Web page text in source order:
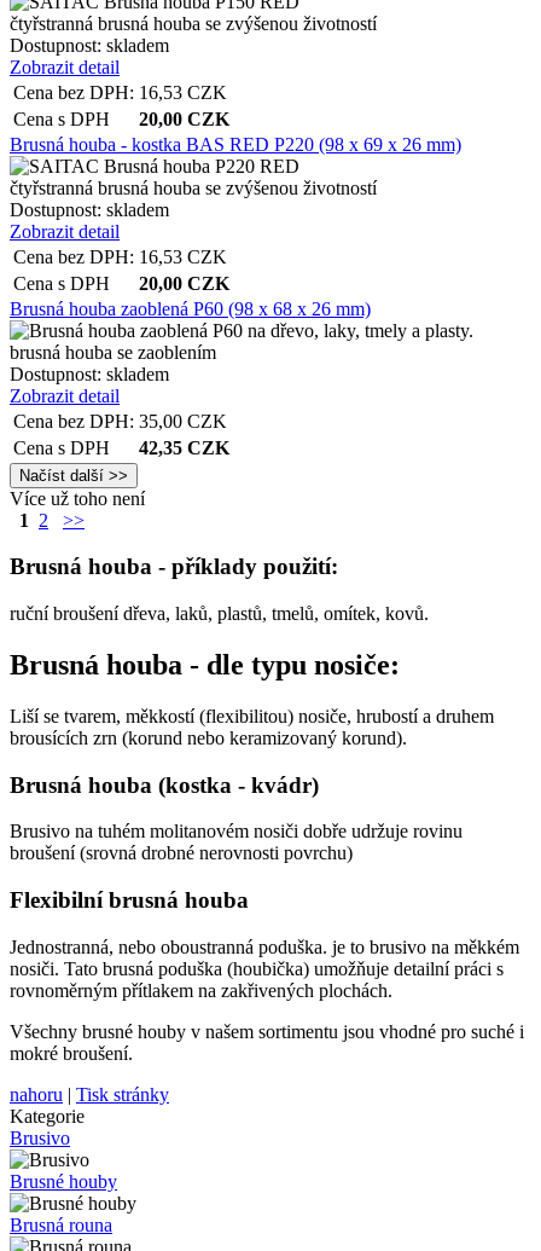
čtyřstranná brusná houba se zvýšenou životností
Dostupnost: skladem
Zobrazit detail
Cena bez DPH: 16,53 CZK
Cena s DPH
20,00 CZK
Brusná houba - kostka BAS RED P220 (98 x 69 x 26 mm)
čtyřstranná brusná houba se zvýšenou životností
Dostupnost: skladem
Zobrazit detail
Cena bez DPH: 16,53 CZK
Cena s DPH
20,00 CZK
Brusná houba zaoblená P60 (98 x 68 x 26 mm)
brusná houba se zaoblením
Dostupnost: skladem
Zobrazit detail
Cena bez DPH: 35,00 CZK
Cena s DPH
42,35 CZK
Více už toho není
1
2 >>
Brusná houba - příklady použití:
ruční broušení dřeva, laků, plastů, tmelů, omítek, kovů.
Brusná houba - dle typu nosiče:
Liší se tvarem, měkkostí (flexibilitou) nosiče, hrubostí a druhem
brousících zrn (korund nebo keramizovaný korund).
Brusná houba (kostka - kvádr)
Brusivo na tuhém molitanovém nosiči dobře udržuje rovinu
broušení (srovná drobné nerovnosti povrchu)
Flexibilní brusná houba
Jednostranná, nebo oboustranná poduška. je to brusivo na měkkém
nosiči. Tato brusná poduška (houbička) umožňuje detailní práci s
rovnoměrným přítlakem na zakřivených plochách.
Všechny brusné houby v našem sortimentu jsou vhodné pro suché i
mokré broušení.
nahoru | Tisk stránky
Kategorie
Brusivo
Brusné houby
Brusná rouna